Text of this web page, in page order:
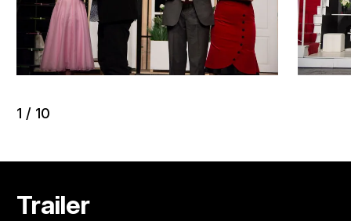
1 / 10
Trailer